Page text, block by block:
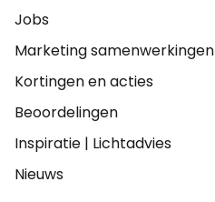
Jobs
Marketing samenwerkingen
Kortingen en acties
Beoordelingen
Inspiratie | Lichtadvies
Nieuws